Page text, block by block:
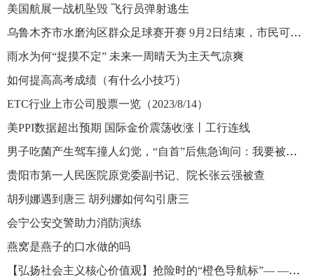
美国航展一战机坠毁 飞行员弹射逃生
乌鲁木齐市水磨沟区群众足球赛开赛 9月2日结束，市民可免费观赛
雨水为何“捉摸不定” 未来一周晴天为主天气凉爽
如何提高高考成绩（有什么小技巧）
ETC行业上市公司股票一览（2023/8/14）
美PPI数据超出预期 国际金价震荡收涨丨工行连线
男子吃菌产生驾车撞人幻觉，“自首”后焦急询问：我要被关几天？
贵阳市第一人民医院原党委副书记、院长张云强被查
胡列娜遇到唐三 胡列娜如何勾引唐三
会宁公安交警助力消防演练
燕窝是燕子的口水做的吗
【弘扬社会主义核心价值观】抢险时的“橙色导航标”— —记乔尔玛养护站站长吐尔逊江·吐拉洪